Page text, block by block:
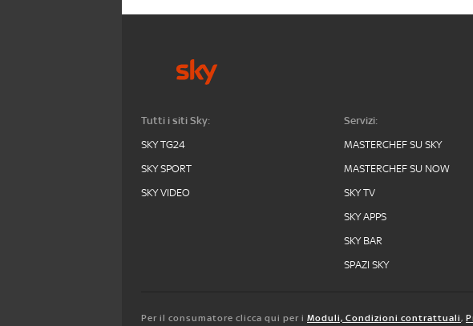
Tutti i siti Sky:
SKY TG24
SKY SPORT
SKY VIDEO
Servizi:
MASTERCHEF SU SKY
MASTERCHEF SU NOW
SKY TV
SKY APPS
SKY BAR
SPAZI SKY
Per il consumatore clicca qui per i Moduli, Condizioni contrattuali,